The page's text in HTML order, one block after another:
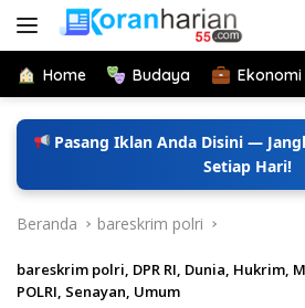
Langsung
Home Budaya Ekonomi
Pasang Iklan Anda Disini —
Setiap Hari!
Beranda bareskrim polri
bareskrim polri, DPR RI, Dunia, Hukrim,
POLRI, Senayan, Umum